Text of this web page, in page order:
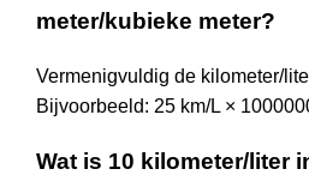
meter/kubieke meter?
Vermenigvuldig de kilometer/
Bijvoorbeeld: 25 km/L ×
Wat is 10 kilometer/liter